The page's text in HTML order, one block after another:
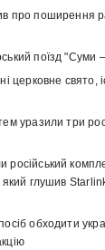
про поширення
поїзд "Суми
церковне свято,
уразили три
глушив
обходити